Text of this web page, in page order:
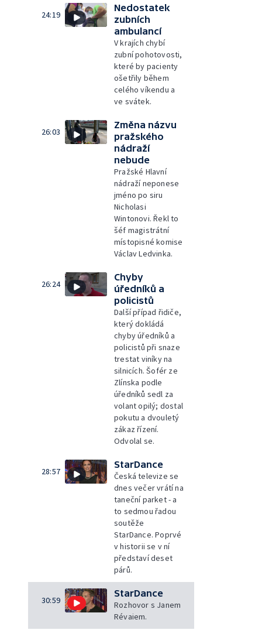
24:19
Nedostatek
zubních
ambulancí
V krajích chybí
zubní pohotovosti,
které by pacienty
ošetřily během
celého víkendu a
ve svátek.
26:03
Změna názvu
pražského
nádraží
nebude
Pražské Hlavní
nádraží neponese
jméno po siru
Nicholasi
Wintonovi. Řekl to
šéf magistrátní
místopisné komise
Václav Ledvinka.
26:24
Chyby
úředníků a
policistů
Další případ řidiče,
který dokládá
chyby úředníků a
policistů při snaze
trestat viníky na
silnicích. Šofér ze
Zlínska podle
úředníků sedl za
volant opilý; dostal
pokutu a dvouletý
zákaz řízení.
Odvolal se.
28:57
StarDance
Česká televize se
dnes večer vrátí na
taneční parket - a
to sedmou řadou
soutěže
StarDance. Poprvé
v historii se v ní
představí deset
párů.
30:59
StarDance
Rozhovor s Janem
Révaiem.